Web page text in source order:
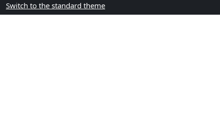
Switch to the standard theme